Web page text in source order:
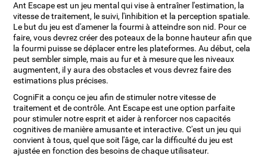
Ant Escape est un jeu mental qui vise à entraîner l'estimation, la
vitesse de traitement, le suivi, l'inhibition et la perception spatiale.
Le but du jeu est d'amener la fourmi à atteindre son nid. Pour ce
faire, vous devrez créer des poteaux de la bonne hauteur afin que
la fourmi puisse se déplacer entre les plateformes. Au début, cela
peut sembler simple, mais au fur et à mesure que les niveaux
augmentent, il y aura des obstacles et vous devrez faire des
estimations plus précises.
CogniFit a conçu ce jeu afin de stimuler notre vitesse de
traitement et de contrôle. Ant Escape est une option parfaite
pour stimuler notre esprit et aider à renforcer nos capacités
cognitives de manière amusante et interactive. C'est un jeu qui
convient à tous, quel que soit l'âge, car la difficulté du jeu est
ajustée en fonction des besoins de chaque utilisateur.